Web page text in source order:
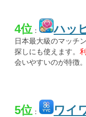
4位 ： ハッ
日本最大級のマッチ
探しにも使えます。
会いやすいのが特徴。
5位 ： ワイ